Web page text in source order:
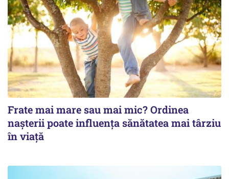
Frate mai mare sau mai mic? Ordinea
nașterii poate influența sănătatea mai târziu
în viață